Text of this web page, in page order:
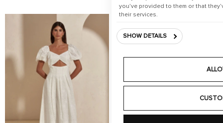
you’ve provided to them or that
their services.
SHOW DETAILS